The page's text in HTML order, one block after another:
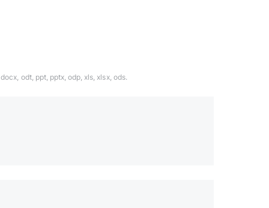
odt, ppt, pptx, odp, xls, xlsx, ods.